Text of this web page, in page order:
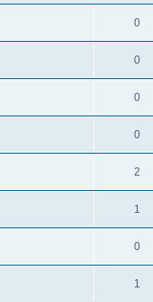
0
0
0
0
2
1
0
1